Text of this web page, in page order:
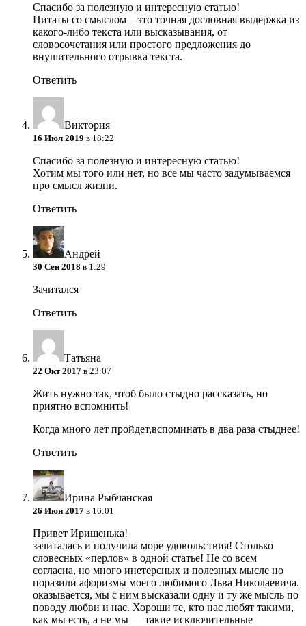
Спасибо за полезную и интересную статью!
Цитаты со смыслом – это точная дословная выдержка из
какого-либо текста или высказывания, от
словосочетания или простого предложения до
внушительного отрывка текста.
Ответить
Виктория
16 Июл 2019 в 18:22
Спасибо за полезную и интересную статью!
Хотим мы того или нет, но все мы часто задумываемся
про смысл жизни.
Ответить
Андрей
30 Сен 2018 в 1:29
Зачитался
Ответить
Татьяна
22 Окт 2017 в 23:07
Жить нужно так, чтоб было стыдно рассказать, но
приятно вспомнить!
Когда много лет пройдет,вспоминать в два раза стыднее!
Ответить
Ирина Рыбчанская
26 Июн 2017 в 16:01
Привет Иришенька!
зачиталась и получила море удовольствия! Столько
словесных «перлов» в одной статье! Не со всем
согласна, но много инетерсных и полезных мысле но
поразили афоризмы моего любимого Льва Николаевича.
оказывается, мы с ним высказали одну и ту же мысль по
поводу любви и нас. Хороши те, кто нас любят такими,
как мы есть, а не мы — такие исключительные